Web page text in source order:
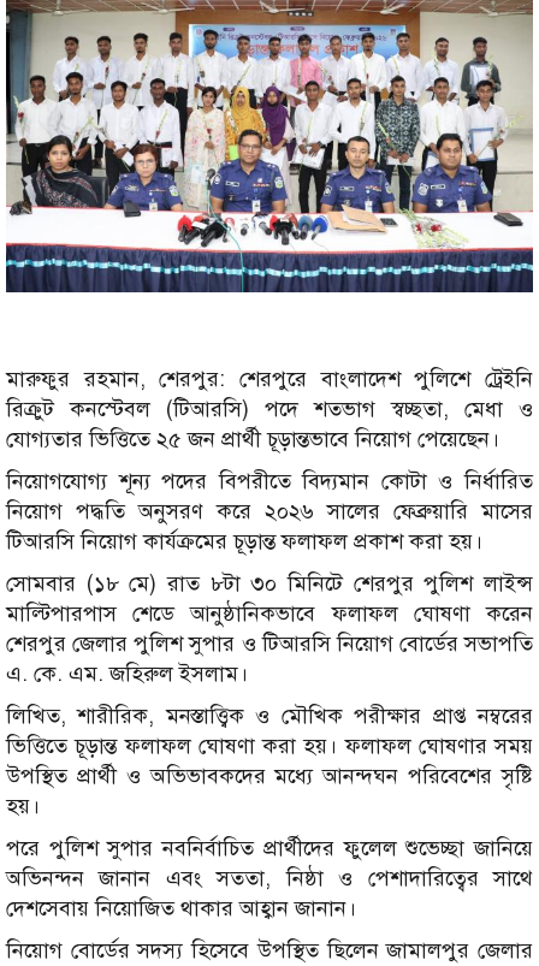
মারুফুর রহমান, শেরপুর: শেরপুরে বাংলাদেশ পুলিশে ট্রেইনি
রিক্রুট কনস্টেবল (টিআরসি) পদে শতভাগ স্বচ্ছতা, মেধা ও
যোগ্যতার ভিত্তিতে ২৫ জন প্রার্থী চূড়ান্তভাবে নিয়োগ পেয়েছেন।
নিয়োগযোগ্য শূন্য পদের বিপরীতে বিদ্যমান কোটা ও নির্ধারিত
নিয়োগ পদ্ধতি অনুসরণ করে ২০২৬ সালের ফেব্রুয়ারি মাসের
টিআরসি নিয়োগ কার্যক্রমের চূড়ান্ত ফলাফল প্রকাশ করা হয়।
সোমবার (১৮ মে) রাত ৮টা ৩০ মিনিটে শেরপুর পুলিশ লাইন্স
মাল্টিপারপাস শেডে আনুষ্ঠানিকভাবে ফলাফল ঘোষণা করেন
শেরপুর জেলার পুলিশ সুপার ও টিআরসি নিয়োগ বোর্ডের সভাপতি
এ. কে. এম. জহিরুল ইসলাম।
লিখিত, শারীরিক, মনস্তাত্ত্বিক ও মৌখিক পরীক্ষার প্রাপ্ত নম্বরের
ভিত্তিতে চূড়ান্ত ফলাফল ঘোষণা করা হয়। ফলাফল ঘোষণার সময়
উপস্থিত প্রার্থী ও অভিভাবকদের মধ্যে আনন্দঘন পরিবেশের সৃষ্টি
হয়।
পরে পুলিশ সুপার নবনির্বাচিত প্রার্থীদের ফুলেল শুভেচ্ছা জানিয়ে
অভিনন্দন জানান এবং সততা, নিষ্ঠা ও পেশাদারিত্বের সাথে
দেশসেবায় নিয়োজিত থাকার আহ্বান জানান।
নিয়োগ বোর্ডের সদস্য হিসেবে উপস্থিত ছিলেন জামালপুর জেলার